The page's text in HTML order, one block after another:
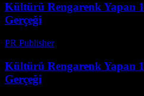
Kültürü Rengarenk Yapan
Gerçeği
PR Publisher-
Kültürü Rengarenk Yapan
Gerçeği